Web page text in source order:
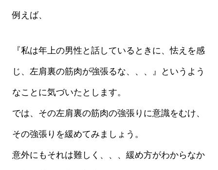
例えば、
『私は年上の男性と話しているときに、怯えを感
じ、左肩裏の筋肉が強張るな、、、』というよう
なことに気づいたとします。
では、その左肩裏の筋肉の強張りに意識をむけ、
その強張りを緩めてみましょう。
意外にもそれは難しく、、、緩め方がわからなか